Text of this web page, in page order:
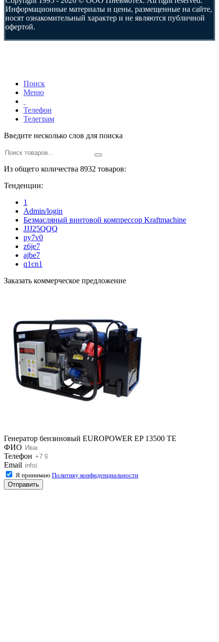
Информационные материалы и цены, размещенные на сайте,
носят ознакомительный характер и не являются публичной
офертой.
Поиск
Меню
Телефон
Телеграм
Введите несколько слов для поиска
Из общего количества 8932 товаров:
Тенденции:
1
Admin/login
Безмасляный винтовой компрессор Kraftmaсhine
JJJ25QQQ
py7v0
z6je7
ajbe7
q1cn1
Заказать коммерческое предложение
Генератор бензиновый EUROPOWER EP 13500 ТЕ
ФИО
Телефон
Email
Я принимаю Политику конфиденциальности
Отправить